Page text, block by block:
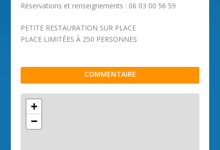
Réservations et renseignements : 06 03 00 56 59
PETITE RESTAURATION SUR PLACE
PLACE LIMITÉES À 250 PERSONNES
COMMENTAIRE
+
−